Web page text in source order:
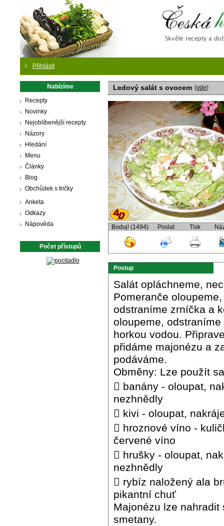
Přihlásit
Nabízíme
Recepty
Novinky
Nejoblíbenější recepty
Názory
Hledání
Menu
Články
Blog
Obchůdek s tričky
Anketa
Odkazy
Nápověda
Počet přístupů
Ledový salát s ovocem (vde)
Boduj! (1494) Poslat Tisk
Postup
Salát opláchneme,
Pomeranče
odstraníme zrníčka a
oloupeme,
horkou vodou.
přidáme majonézu a
podáváme.
Obměny: Lze použít
 banány - oloupat,
nezhnědly
 kivi - oloupat,
 hroznové víno -
červené víno
 hrušky - oloupat,
nezhnědly
 rybíz naložený ala
pikantní chuť
Majonézu lze
smetany.